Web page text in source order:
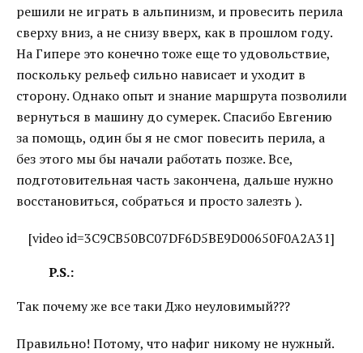
решили не играть в альпинизм, и провесить перила
сверху вниз, а не снизу вверх, как в прошлом году.
На Гипере это конечно тоже еще то удовольствие,
поскольку рельеф сильно нависает и уходит в
сторону. Однако опыт и знание маршрута позволили
вернуться в машину до сумерек. Спасибо Евгению
за помощь, один бы я не смог повесить перила, а
без этого мы бы начали работать позже. Все,
подготовительная часть закончена, дальше нужно
восстановиться, собраться и просто залезть ).
[video id=3C9CB50BC07DF6D5BE9D00650F0A2A31]
P.S.:
Так почему же все таки Джо неуловимый???
Правильно! Потому, что нафиг никому не нужный.